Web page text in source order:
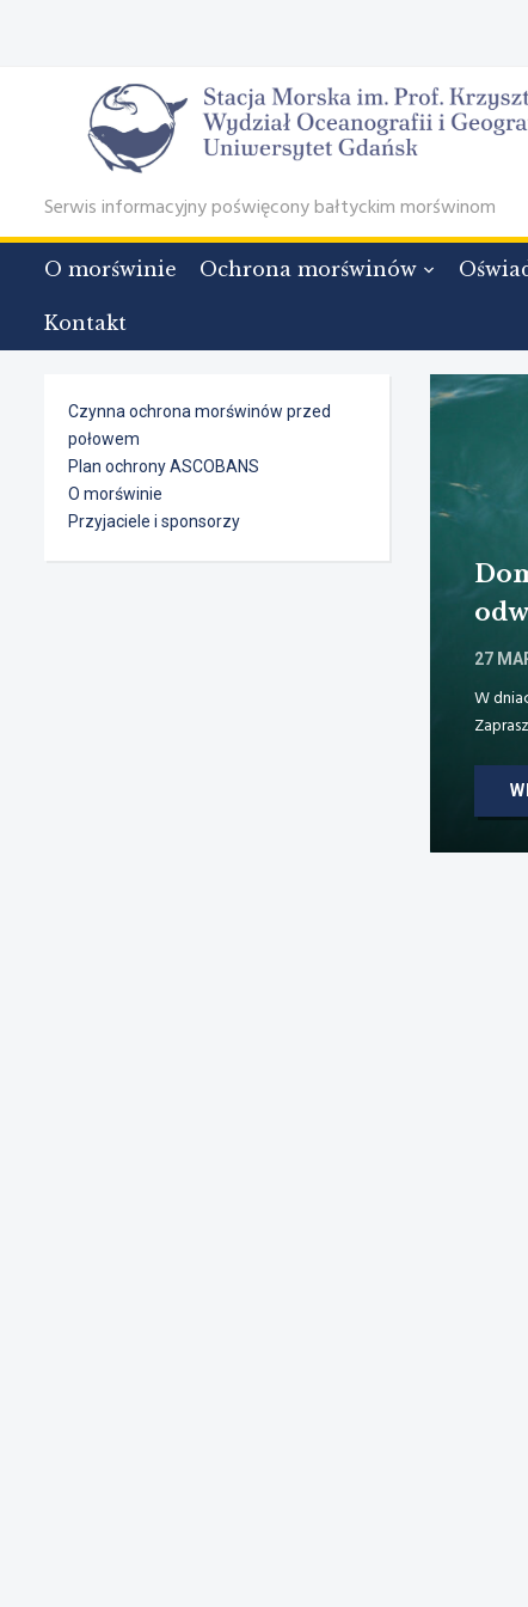
Serwis informacyjny poświęcony bałtyckim morświnom
O morświnie Ochrona morświnów
Kontakt
Czynna ochrona morświnów przed
połowem
Plan ochrony ASCOBANS
O morświnie
Przyjaciele i sponsorzy
27
W